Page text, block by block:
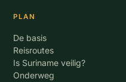
PLAN
De basis
Reisroutes
Is Suriname veilig?
Onderweg